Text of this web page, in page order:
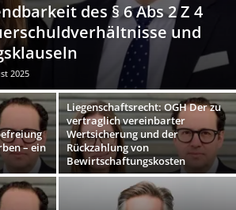
des § 6 Abs 2 Z 4
und
2025
– ein
Liegenschaftsrecht: OGH Der zu
vertraglich vereinbarter
Wertsicherung und der
Rückzahlung von
Bewirtschaftungskosten